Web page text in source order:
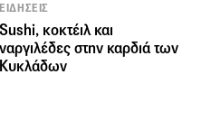
ΕΙΔΗΣΕΙΣ
Sushi, κοκτέιλ και
ναργιλέδες στην καρδιά των
Κυκλάδων